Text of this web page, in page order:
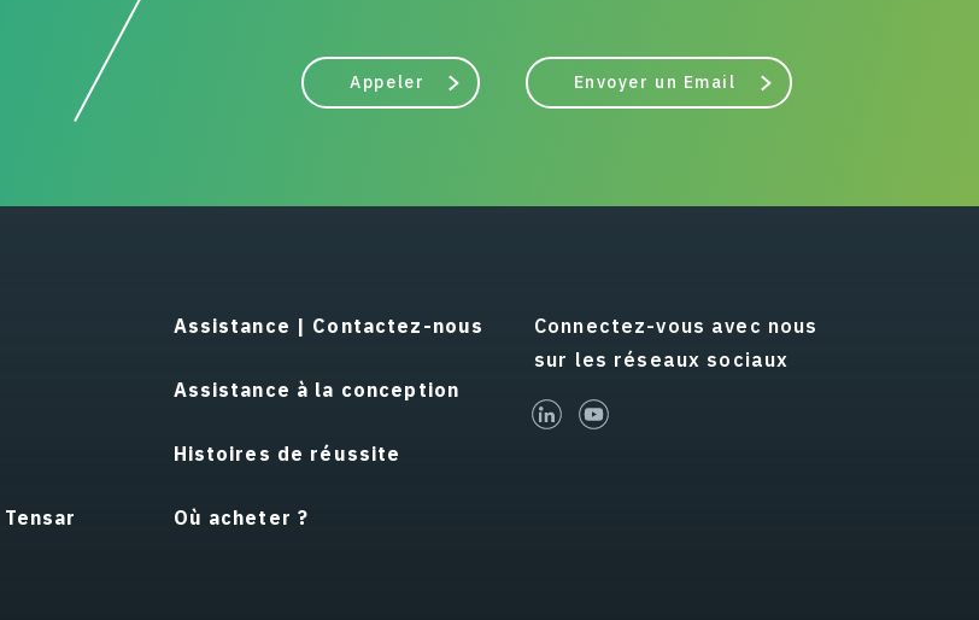
Appeler Envoyer un Email
Assistance | Contactez-nous
Assistance à la conception
Histoires de réussite
Où acheter ?
Connectez-vous avec nous
sur les réseaux sociaux
linked-inyoutube